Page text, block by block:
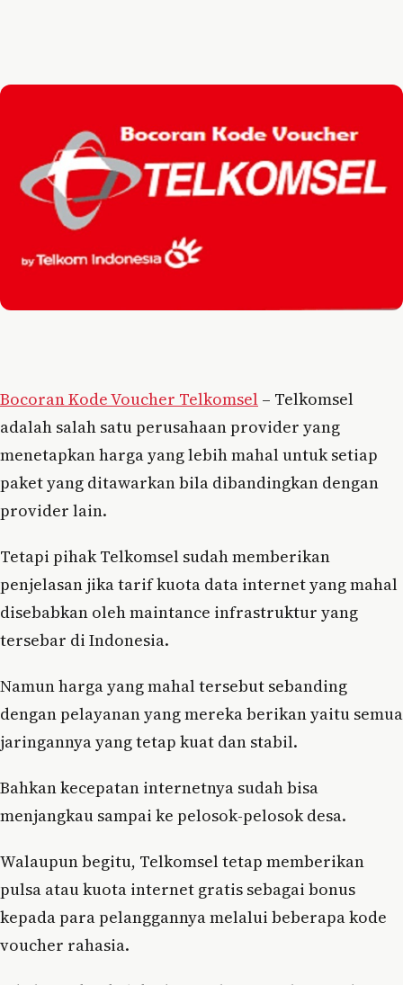
Bocoran Kode Voucher Telkomsel – Telkomsel
adalah salah satu perusahaan provider yang
menetapkan harga yang lebih mahal untuk setiap
paket yang ditawarkan bila dibandingkan dengan
provider lain.
Tetapi pihak Telkomsel sudah memberikan
penjelasan jika tarif kuota data internet yang mahal
disebabkan oleh maintance infrastruktur yang
tersebar di Indonesia.
Namun harga yang mahal tersebut sebanding
dengan pelayanan yang mereka berikan yaitu semua
jaringannya yang tetap kuat dan stabil.
Bahkan kecepatan internetnya sudah bisa
menjangkau sampai ke pelosok-pelosok desa.
Walaupun begitu, Telkomsel tetap memberikan
pulsa atau kuota internet gratis sebagai bonus
kepada para pelanggannya melalui beberapa kode
voucher rahasia.